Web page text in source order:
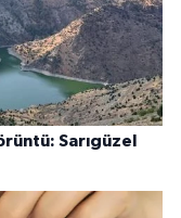
Sarıgüzel